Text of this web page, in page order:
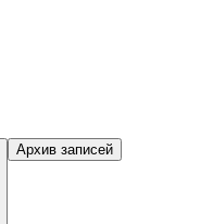
Архив записей